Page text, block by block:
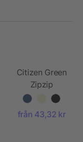
Citizen Green
Zipzip
tillbehörspåse
i ekologisk
bomull
från 43,32 kr